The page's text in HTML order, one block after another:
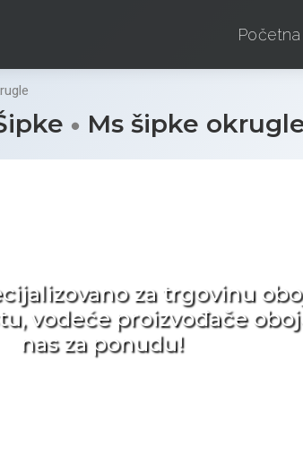
Početna
Ms šipke
za trgovinu
vodeće proizvođače
nas za ponudu!